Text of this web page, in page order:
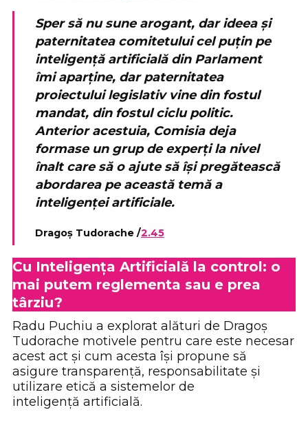
Sper să nu sune arogant, dar ideea și
paternitatea comitetului cel puțin pe
inteligență artificială din Parlament
îmi aparține, dar paternitatea
proiectului legislativ vine din fostul
mandat, din fostul ciclu politic.
Anterior acestuia, Comisia deja
formase un grup de experți la nivel
înalt care să o ajute să își pregătească
abordarea pe această temă a
inteligenței artificiale.
Dragoș Tudorache /2.45
Cu Inteligența Artificială la control: o
mai putem reglementa sau e prea
târziu?
Radu Puchiu a explorat alături de Dragoș
Tudorache motivele pentru care este necesar
acest act și cum acesta își propune să
asigure transparență, responsabilitate și
utilizare etică a sistemelor de
inteligență artificială.